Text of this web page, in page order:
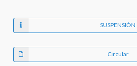
SUSPENSIÓN
Circular